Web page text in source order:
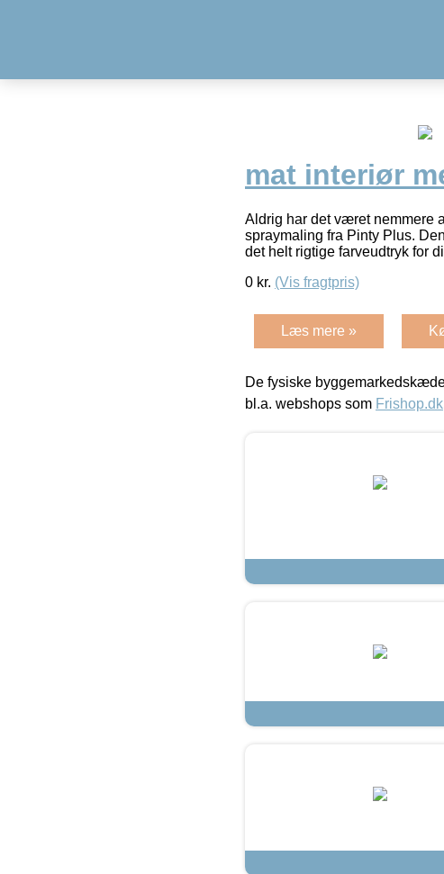
mat interiør
Aldrig har det været nemmere
spraymaling fra Pinty Plus.
det helt rigtige farveudtryk for
0 kr. (Vis fragtpris)
Læs mere »
De fysiske
bl.a. webshops som Frishop.dk